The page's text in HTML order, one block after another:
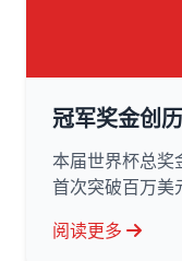
冠军奖金创
本届世界杯总奖
首次突破百万美
阅读更多